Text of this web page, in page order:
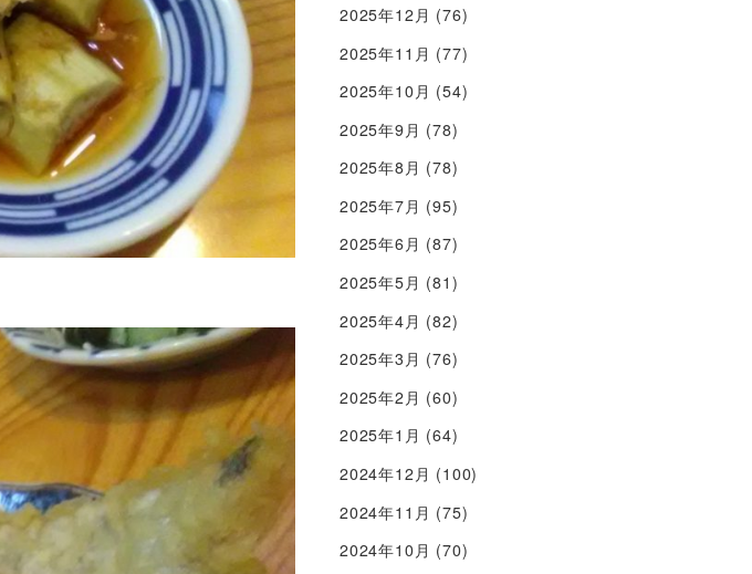
2025年12月 (76)
2025年11月 (77)
2025年10月 (54)
2025年9月 (78)
2025年8月 (78)
2025年7月 (95)
2025年6月 (87)
2025年5月 (81)
2025年4月 (82)
2025年3月 (76)
2025年2月 (60)
2025年1月 (64)
2024年12月 (100)
2024年11月 (75)
2024年10月 (70)